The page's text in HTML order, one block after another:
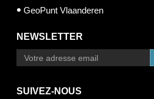
GeoPunt Vlaanderen
NEWSLETTER
SUIVEZ-NOUS